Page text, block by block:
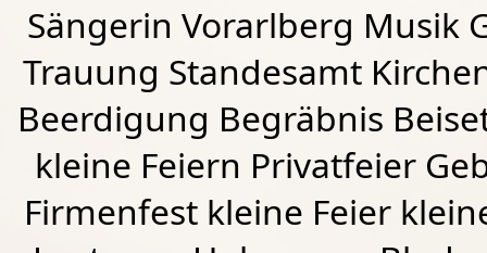
Sängerin Vorarlberg Musik
Trauung Standesamt
Beerdigung Begräbnis
kleine Feiern Privatfeier
Firmenfest kleine Feier